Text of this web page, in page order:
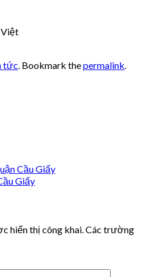
Việt
tức . Bookmark thepermalink
Cầu Giấy
Giấy
hiển thị công khai. Các trường